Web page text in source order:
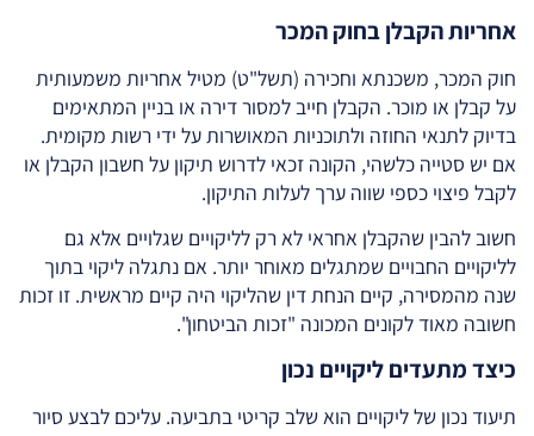
אחריות הקבלן בחוק המכר
חוק המכר, משכנתא וחכירה (תשל"ט) מטיל אחריות משמעותית
על קבלן או מוכר. הקבלן חייב למסור דירה או בניין המתאימים
בדיוק לתנאי החוזה ולתוכניות המאושרות על ידי רשות מקומית.
אם יש סטייה כלשהי, הקונה זכאי לדרוש תיקון על חשבון הקבלן או
לקבל פיצוי כספי שווה ערך לעלות התיקון.
חשוב להבין שהקבלן אחראי לא רק לליקויים שגלויים אלא גם
לליקויים החבויים שמתגלים מאוחר יותר. אם נתגלה ליקוי בתוך
שנה מהמסירה, קיים הנחת דין שהליקוי היה קיים מראשית. זו זכות
חשובה מאוד לקונים המכונה "זכות הביטחון".
כיצד מתעדים ליקויים נכון
תיעוד נכון של ליקויים הוא שלב קריטי בתביעה. עליכם לבצע סיור